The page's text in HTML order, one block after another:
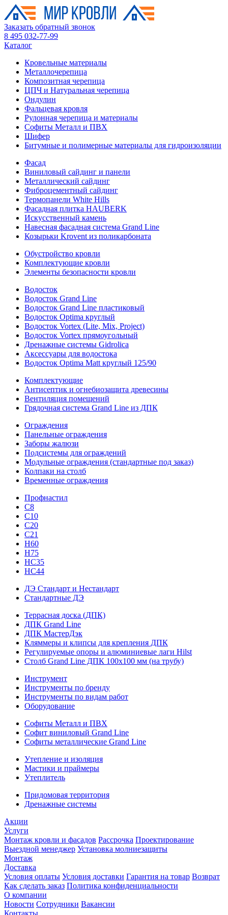
Заказать обратный звонок
8 495 032-77-99
Каталог
Кровельные материалы
Металлочерепица
Композитная черепица
ЦПЧ и Натуральная черепица
Ондулин
Фальцевая кровля
Рулонная черепица и материалы
Софиты Металл и ПВХ
Шифер
Битумные и полимерные материалы для гидроизоляции
Фасад
Виниловый сайдинг и панели
Металлический сайдинг
Фиброцементный сайдинг
Термопанели White Hills
Фасадная плитка HAUBERK
Искусственный камень
Навесная фасадная система Grand Line
Козырьки Krovent из поликарбоната
Обустройство кровли
Комплектующие кровли
Элементы безопасности кровли
Водосток
Водосток Grand Line
Водосток Grand Line пластиковый
Водосток Optima круглый
Водосток Vortex (Lite, Mix, Project)
Водосток Vortex прямоугольный
Дренажные системы Gidrolica
Аксессуары для водостока
Водосток Optima Matt круглый 125/90
Комплектующие
Антисептик и огнебиозащита древесины
Вентиляция помещений
Грядочная система Grand Line из ДПК
Ограждения
Панельные ограждения
Заборы жалюзи
Подсистемы для ограждений
Модульные ограждения (стандартные под заказ)
Колпаки на столб
Временные ограждения
Профнастил
С8
С10
С20
С21
H60
H75
HС35
НС44
ДЭ Стандарт и Нестандарт
Стандартные ДЭ
Террасная доска (ДПК)
ДПК Grand Line
ДПК МастерДэк
Кляммеры и клипсы для крепления ДПК
Регулируемые опоры и алюминиевые лаги Hilst
Столб Grand Line ДПК 100х100 мм (на трубу)
Инструмент
Инструменты по бренду
Инструменты по видам работ
Оборудование
Софиты Металл и ПВХ
Софит виниловый Grand Line
Софиты металлические Grand Line
Утепление и изоляция
Мастики и праймеры
Утеплитель
Придомовая территория
Дренажные системы
Акции
Услуги
Монтаж кровли и фасадов Рассрочка Проектирование
Выездной менеджер Установка молниезащиты
Монтаж
Доставка
Условия оплаты Условия доставки Гарантия на товар Возврат
Как сделать заказ Политика конфиденциальности
О компании
Новости Сотрудники Вакансии
Контакты